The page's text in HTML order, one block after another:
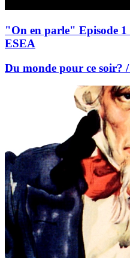
"On en parle" Episode
ESEA
Du monde pour ce soir?